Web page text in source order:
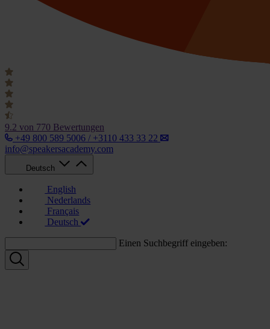
9.2 von 770 Bewertungen
+49 800 589 5006 / +3110 433 33 22
info@speakersacademy.com
Deutsch
English
Nederlands
Français
Deutsch
Einen Suchbegriff eingeben: